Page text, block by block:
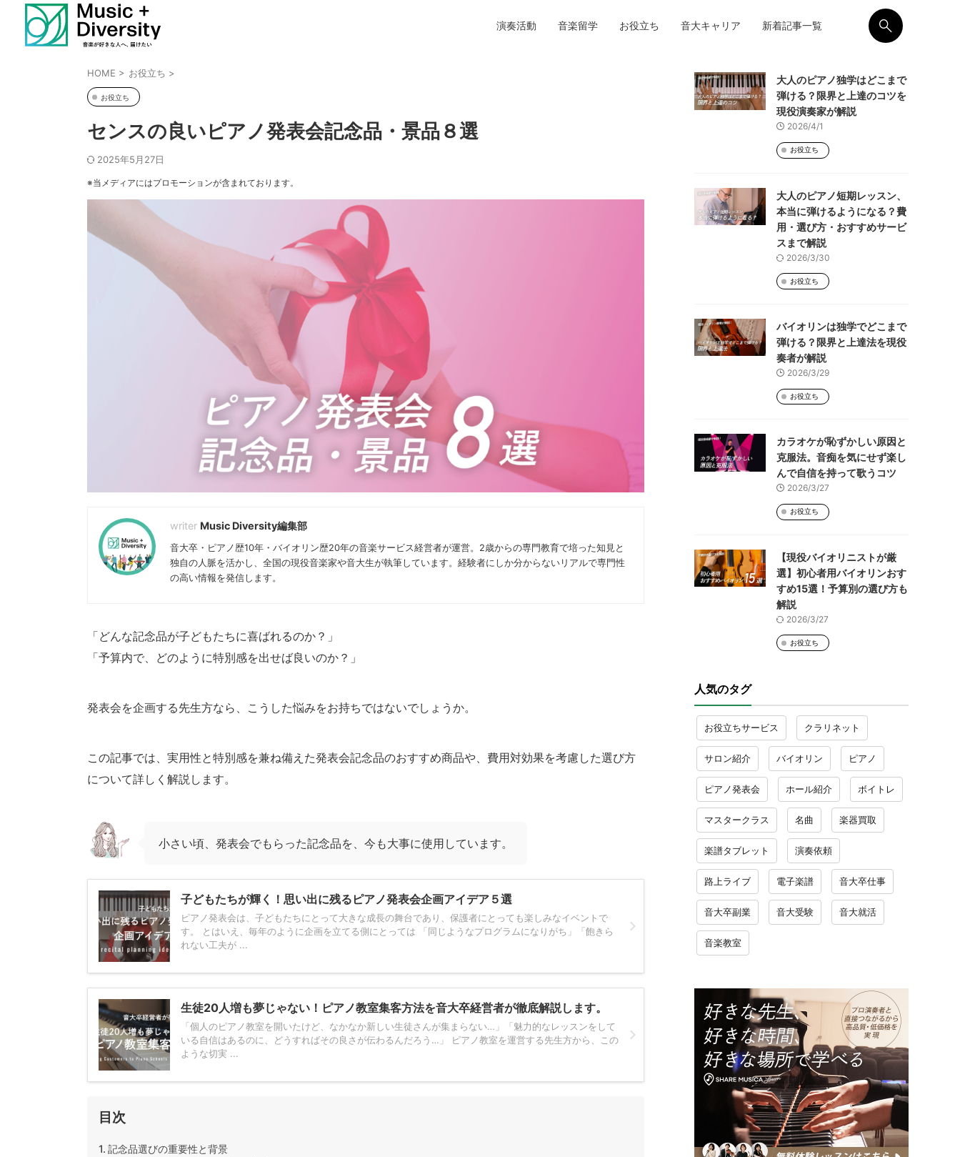
演奏活動 音楽留学 お役立ち 音大キャリア 新着記事一覧
HOME > お役立ち >
お役立ち
センスの良いピアノ発表会記念品・景品８選
2025年5月27日
※当メディアにはプロモーションが含まれております。
Music Diversity編集部
音大卒・ピアノ歴10年・バイオリン歴20年の音楽サービス経営者が運営。2歳からの専門教育で培った知見と
独自の人脈を活かし、全国の現役音楽家や音大生が執筆しています。経験者にしか分からないリアルで専門性
の高い情報を発信します。
「どんな記念品が子どもたちに喜ばれるのか？」
「予算内で、どのように特別感を出せば良いのか？」
発表会を企画する先生方なら、こうした悩みをお持ちではないでしょうか。
この記事では、実用性と特別感を兼ね備えた発表会記念品のおすすめ商品や、費用対効果を考慮した選び方
について詳しく解説します。
小さい頃、発表会でもらった記念品を、今も大事に使用しています。
子どもたちが輝く！思い出に残るピアノ発表会企画アイデア５選
ピアノ発表会は、子どもたちにとって大きな成長の舞台であり、保護者にとっても楽しみなイベントで
す。 とはいえ、毎年のように企画を立てる側にとっては 「同じようなプログラムになりがち」「飽きら
れない工夫が ...
生徒20人増も夢じゃない！ピアノ教室集客方法を音大卒経営者が徹底解説します。
「個人のピアノ教室を開いたけど、なかなか新しい生徒さんが集まらない…」「魅力的なレッスンをして
いる自信はあるのに、どうすればその良さが伝わるんだろう…」 ピアノ教室を運営する先生方から、この
ような切実 ...
目次
記念品選びの重要性と背景
大人のピアノ独学はどこまで
弾ける？限界と上達のコツを
現役演奏家が解説
2026/4/1
お役立ち
大人のピアノ短期レッスン、
本当に弾けるようになる？費
用・選び方・おすすめサービ
スまで解説
2026/3/30
お役立ち
バイオリンは独学でどこまで
弾ける？限界と上達法を現役
奏者が解説
2026/3/29
お役立ち
カラオケが恥ずかしい原因と
克服法。音痴を気にせず楽し
んで自信を持って歌うコツ
2026/3/27
お役立ち
【現役バイオリニストが厳
選】初心者用バイオリンおす
すめ15選！予算別の選び方も
解説
2026/3/27
お役立ち
人気のタグ
お役立ちサービス クラリネット
サロン紹介 バイオリン ピアノ
ピアノ発表会 ホール紹介 ボイトレ
マスタークラス 名曲 楽器買取
楽譜タブレット 演奏依頼
路上ライブ 電子楽譜 音大卒仕事
音大卒副業 音大受験 音大就活
音楽教室